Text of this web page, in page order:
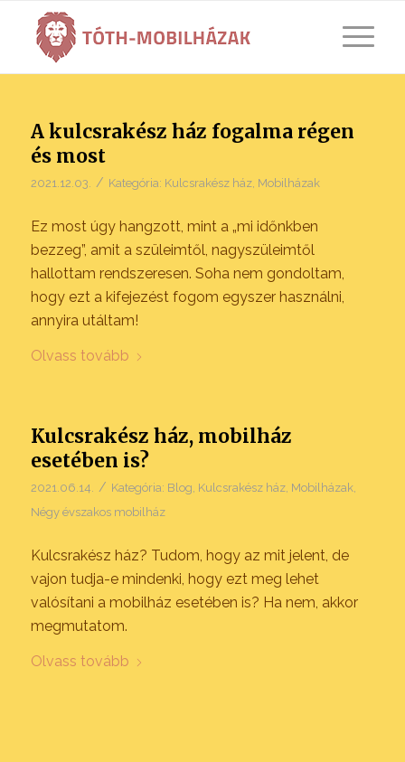
A kulcsrakész ház fogalma régen
és most
2021.12.03. / Kategória: Kulcsrakész ház, Mobilházak
Ez most úgy hangzott, mint a „mi időnkben
bezzeg”, amit a szüleimtől, nagyszüleimtől
hallottam rendszeresen. Soha nem gondoltam,
hogy ezt a kifejezést fogom egyszer használni,
annyira utáltam!
Olvass tovább
Kulcsrakész ház, mobilház
esetében is?
2021.06.14. / Kategória: Blog, Kulcsrakész ház, Mobilházak,
Négy évszakos mobilház
Kulcsrakész ház? Tudom, hogy az mit jelent, de
vajon tudja-e mindenki, hogy ezt meg lehet
valósítani a mobilház esetében is? Ha nem, akkor
megmutatom.
Olvass tovább